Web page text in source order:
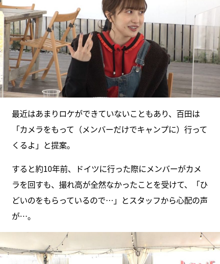
最近はあまりロケができていないこともあり、百田は
「カメラをもって（メンバーだけでキャンプに）行って
くるよ」と提案。
すると約10年前、ドイツに行った際にメンバーがカメ
ラを回すも、撮れ高が全然なかったことを受けて、「ひ
どいのをもらっているので…」とスタッフから心配の声
が…。